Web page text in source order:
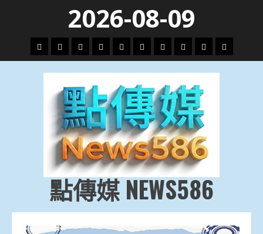
content
2026-08-09
頭
條
財
經
地
方.
會
文
教.
技
專
題
娛
樂
劇
政
治
國
際
運
動
生
活
點傳媒 NEWS586